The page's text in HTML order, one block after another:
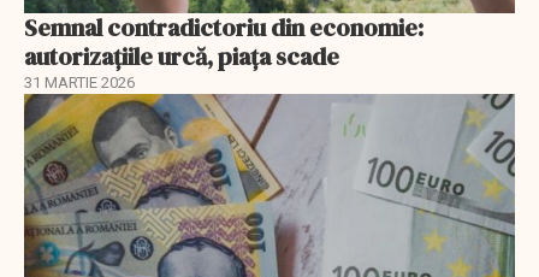
Semnal contradictoriu din economie:
autorizațiile urcă, piața scade
31 MARTIE 2026